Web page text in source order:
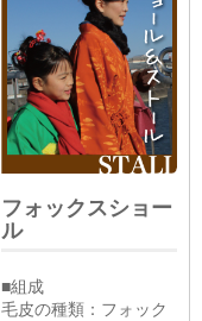
フォックスショー
ル
■組成
毛皮の種類：フォック